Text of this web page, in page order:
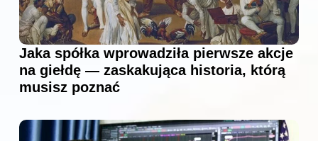
Jaka spółka wprowadziła pierwsze akcje
na giełdę — zaskakująca historia, którą
musisz poznać